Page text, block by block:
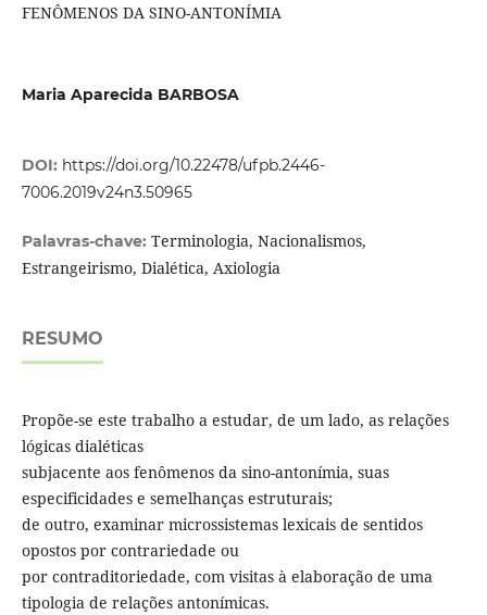
FENÔMENOS DA SINO-ANTONÍMIA
Maria Aparecida BARBOSA
DOI: https://doi.org/10.22478/ufpb.2446-
7006.2019v24n3.50965
Palavras-chave: Terminologia, Nacionalismos,
Estrangeirismo, Dialética, Axiologia
RESUMO
Propõe-se este trabalho a estudar, de um lado, as relações
lógicas dialéticas
subjacente aos fenômenos da sino-antonímia, suas
especificidades e semelhanças estruturais;
de outro, examinar microssistemas lexicais de sentidos
opostos por contrariedade ou
por contraditoriedade, com visitas à elaboração de uma
tipologia de relações antonímicas.